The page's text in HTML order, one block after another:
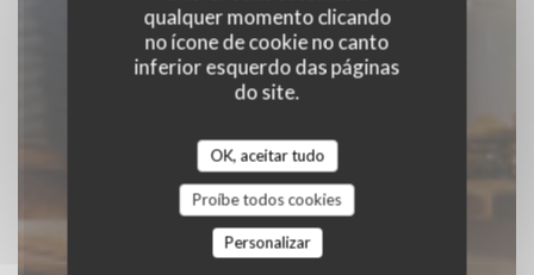
qualquer momento clicando
no ícone de cookie no canto
inferior esquerdo das páginas
do site.
OK, aceitar tudo
Proíbe todos cookies
Personalizar